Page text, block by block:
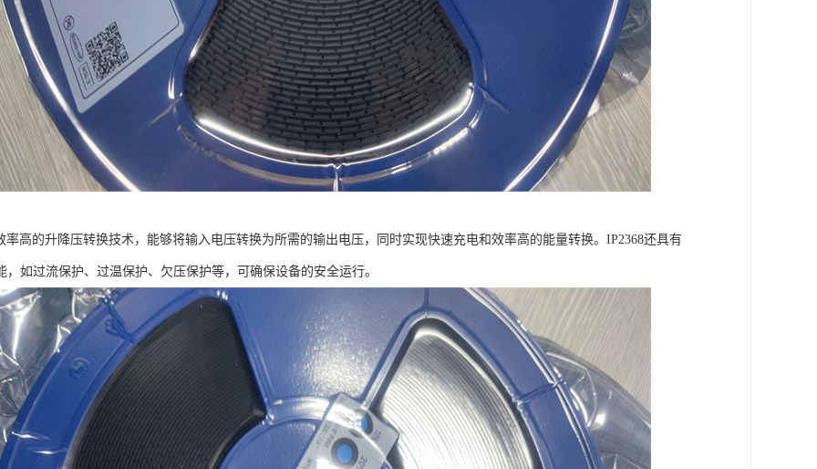
率高的升降压转换技术，能够将输入电压转换为所需的输出电压，同时实现快速充电和效率高的能量转换。IP2368还具有
，如过流保护、过温保护、欠压保护等，可确保设备的安全运行。